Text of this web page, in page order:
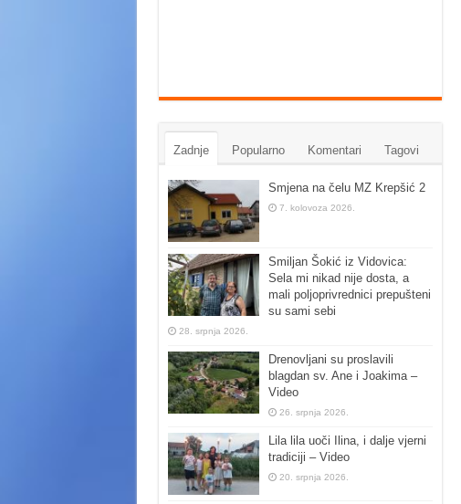
Zadnje Popularno Komentari Tagovi
Smjena na čelu MZ Krepšić 2
7. kolovoza 2026.
Smiljan Šokić iz Vidovica:
Sela mi nikad nije dosta, a
mali poljoprivrednici prepušteni
su sami sebi
28. srpnja 2026.
Drenovljani su proslavili
blagdan sv. Ane i Joakima –
Video
26. srpnja 2026.
Lila lila uoči Ilina, i dalje vjerni
tradiciji – Video
20. srpnja 2026.